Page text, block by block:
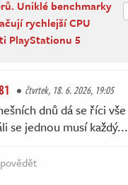
Uniklé benchmarky
rychlejší CPU
PlayStationu 5
čtvrtek, 18. 6. 2026, 19:05
dnů dá se říci vše
se jednou musí každý...